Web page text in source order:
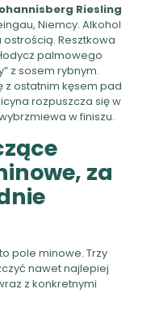
Riesling
Niemcy. Alkohol
ostrością. Resztkowa
palmowego
z sosem rybnym.
z ostatnim kęsem pad
rozpuszcza się w
w finiszu.
za
pole minowe. Trzy
nawet najlepiej
z konkretnymi